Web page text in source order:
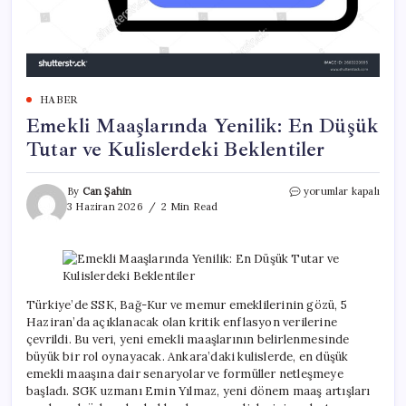
HABER
Emekli Maaşlarında Yenilik: En Düşük
Tutar ve Kulislerdeki Beklentiler
By Can Şahin
3 Haziran 2026
2 Min Read
Emekli
Tutar
Kulislerdeki
Beklentiler
için
yorumlar kapalı
Türkiye’de SSK, Bağ-Kur ve memur emeklilerinin gözü, 5
Haziran’da açıklanacak olan kritik enflasyon verilerine
çevrildi. Bu veri, yeni emekli maaşlarının belirlenmesinde
büyük bir rol oynayacak. Ankara’daki kulislerde, en düşük
emekli maaşına dair senaryolar ve formüller netleşmeye
başladı. SGK uzmanı Emin Yılmaz, yeni dönem maaş artışları